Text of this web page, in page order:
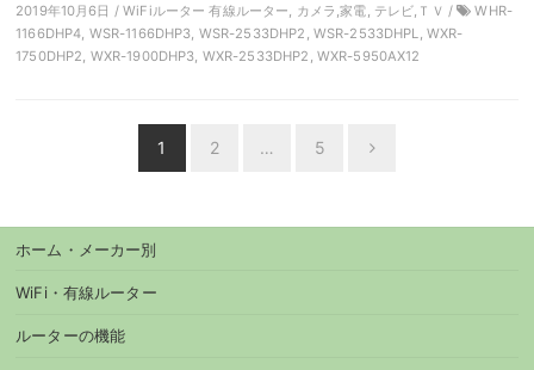
2019年10月6日 / WiFiルーター 有線ルーター, カメラ,家電, テレビ,ＴＶ /
WHR-
1166DHP4, WSR-1166DHP3, WSR-2533DHP2, WSR-2533DHPL, WXR-
1750DHP2, WXR-1900DHP3, WXR-2533DHP2, WXR-5950AX12
稿
ビ
ゲ
ー
1 2 … 5 Next
ホーム・メーカー別
WiFi・有線ルーター
ルーターの機能